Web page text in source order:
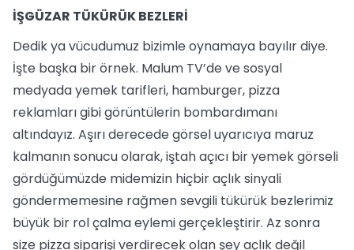
İŞGÜZAR TÜKÜRÜK BEZLERİ
Dedik ya vücudumuz bizimle oynamaya bayılır diye.
İşte başka bir örnek. Malum TV’de ve sosyal
medyada yemek tarifleri, hamburger, pizza
reklamları gibi görüntülerin bombardımanı
altındayız. Aşırı derecede görsel uyarıcıya maruz
kalmanın sonucu olarak, iştah açıcı bir yemek görseli
gördüğümüzde midemizin hiçbir açlık sinyali
göndermemesine rağmen sevgili tükürük bezlerimiz
büyük bir rol çalma eylemi gerçekleştirir. Az sonra
size pizza siparişi verdirecek olan şey açlık değil